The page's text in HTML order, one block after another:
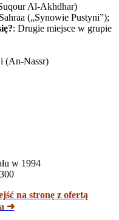
Al-Akhdhar)
(„Synowie Pustyni”);
: Drugie miejsce w grupie
(An-Nassr)
w 1994
na stronę z ofertą
➜